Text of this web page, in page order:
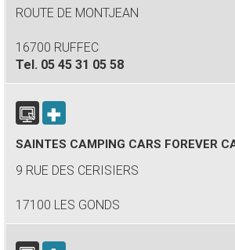
ROUTE DE MONTJEAN
16700 RUFFEC
Tel. 05 45 31 05 58
SAINTES CAMPING CARS FOREVER
9 RUE DES CERISIERS
17100 LES GONDS